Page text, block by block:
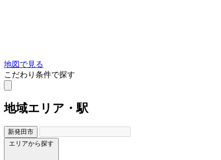
地図で見る
こだわり条件で探す
地域エリア・駅
新発田市
エリアから探す